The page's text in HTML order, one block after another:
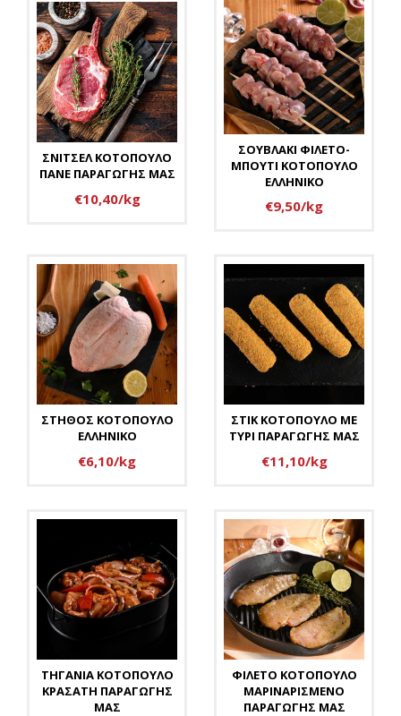
ΣΝΙΤΣΕΛ ΚΟΤΟΠΟΥΛΟ
ΠΑΝΕ ΠΑΡΑΓΩΓΗΣ ΜΑΣ
€10,40/kg
ΣΟΥΒΛΑΚΙ ΦΙΛΕΤΟ-
ΜΠΟΥΤΙ ΚΟΤΟΠΟΥΛΟ
ΕΛΛΗΝΙΚΟ
€9,50/kg
ΣΤΗΘΟΣ ΚΟΤΟΠΟΥΛΟ
ΕΛΛΗΝΙΚΟ
€6,10/kg
ΣΤΙΚ ΚΟΤΟΠΟΥΛΟ ΜΕ
ΤΥΡΙ ΠΑΡΑΓΩΓΗΣ ΜΑΣ
€11,10/kg
ΤΗΓΑΝΙΑ ΚΟΤΟΠΟΥΛΟ
ΚΡΑΣΑΤΗ ΠΑΡΑΓΩΓΗΣ
ΜΑΣ
ΦΙΛΕΤΟ ΚΟΤΟΠΟΥΛΟ
ΜΑΡΙΝΑΡΙΣΜΕΝΟ
ΠΑΡΑΓΩΓΗΣ ΜΑΣ